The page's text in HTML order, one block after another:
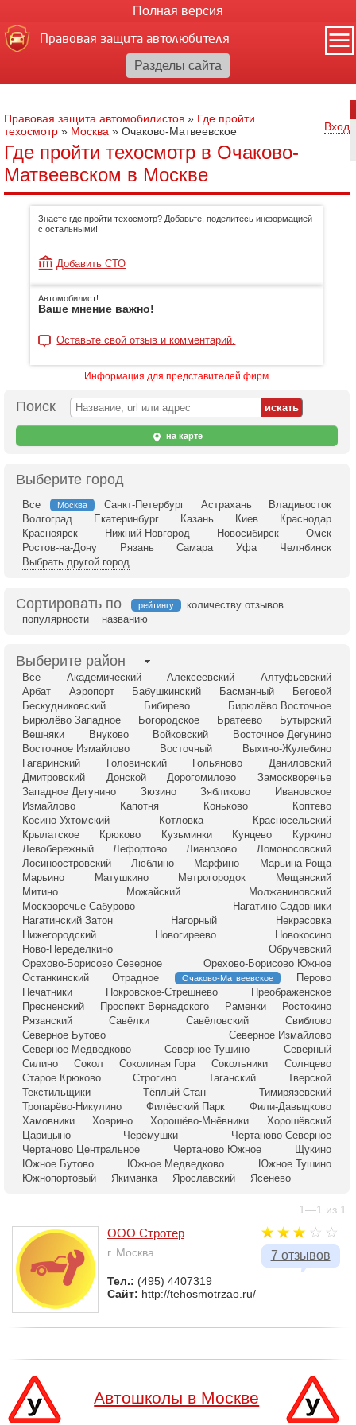
Полная версия
Правовая защита автолюбителя
Правовая защита автомобилистов » Где пройти
техосмотр » Москва » Очаково-Матвеевское Вход
Где пройти техосмотр в Очаково-
Матвеевском в Москве
Знаете где пройти техосмотр? Добавьте, поделитесь информацией
с остальными!
Добавить СТО
Автомобилист!
Ваше мнение важно!
Оставьте свой отзыв и комментарий.
Информация для представителей фирм
Поиск
на карте
Выберите город
Все Москва Санкт-Петербург Астрахань
Владивосток
Волгоград
Екатеринбург Казань Киев
Краснодар
Красноярск
Нижний Новгород Новосибирск
Омск
Ростов-на-Дону
Рязань Самара Уфа
Челябинск
Выбрать другой город
Сортировать по рейтингу
количеству отзывов
популярности
названию
Выберите район
Все Академический Алексеевский
Алтуфьевский
Арбат
Аэропорт Бабушкинский Басманный
Беговой
Бескудниковский
Бибирево
Бирюлёво Восточное
Бирюлёво Западное
Богородское Братеево
Бутырский
Вешняки
Внуково Войковский
Восточное Дегунино
Восточное Измайлово
Восточный
Выхино-Жулебино
Гагаринский
Головинский Гольяново
Даниловский
Дмитровский
Донской Дорогомилово
Замоскворечье
Западное Дегунино
Зюзино Зябликово
Ивановское
Измайлово
Капотня Коньково
Коптево
Косино-Ухтомский
Котловка
Красносельский
Крылатское
Крюково Кузьминки Кунцево
Куркино
Левобережный
Лефортово Лианозово
Ломоносовский
Лосиноостровский
Люблино Марфино
Марьина Роща
Марьино
Матушкино Метрогородок
Мещанский
Митино
Можайский
Молжаниновский
Москворечье-Сабурово
Нагатино-Садовники
Нагатинский Затон
Нагорный
Некрасовка
Нижегородский
Новогиреево
Новокосино
Ново-Переделкино
Обручевский
Орехово-Борисово Северное
Орехово-Борисово Южное
Останкинский
Отрадное Очаково-Матвеевское
Перово
Печатники
Покровское-Стрешнево
Преображенское
Пресненский
Проспект Вернадского Раменки
Ростокино
Рязанский
Савёлки Савёловский
Свиблово
Северное Бутово
Северное Измайлово
Северное Медведково
Северное Тушино
Северный
Силино
Сокол Соколиная Гора Сокольники
Солнцево
Старое Крюково
Строгино Таганский
Тверской
Текстильщики
Тёплый Стан
Тимирязевский
Тропарёво-Никулино
Филёвский Парк
Фили-Давыдково
Хамовники
Ховрино Хорошёво-Мнёвники
Хорошёвский
Царицыно
Черёмушки
Чертаново Северное
Чертаново Центральное
Чертаново Южное
Щукино
Южное Бутово
Южное Медведково
Южное Тушино
Южнопортовый
Якиманка Ярославский Ясенево
1—1 из 1.
7 отзывов
ООО Стротер
г. Москва
Тел.: (495) 4407319
Сайт: http://tehosmotrzao.ru/
Автошколы в Москве